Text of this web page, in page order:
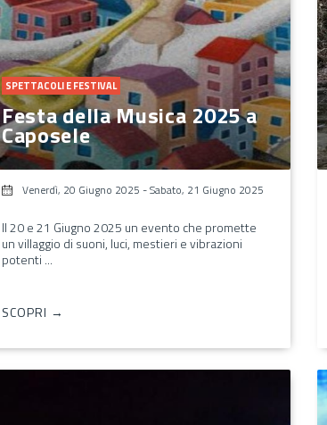
SPETTACOLI E FESTIVAL
Festa della Musica 2025 a
Caposele
Venerdì, 20 Giugno 2025 -Sabato, 21 Giugno 2025
Il 20 e 21 Giugno 2025 un evento che promette
un villaggio di suoni, luci, mestieri e vibrazioni
potenti ...
SCOPRI →